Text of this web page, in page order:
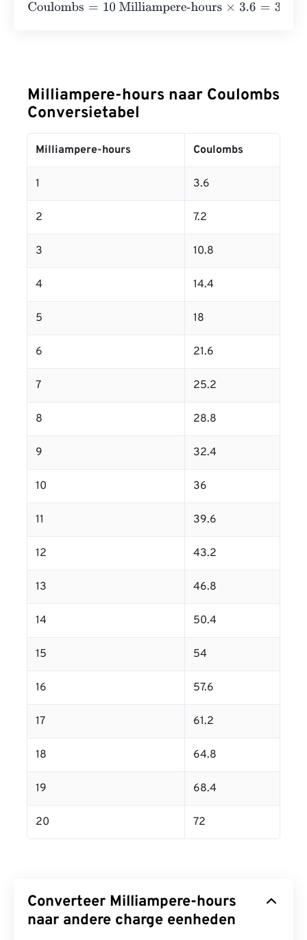
Coulombs= 10 Milliampere-hours×3.6=36 Coulombs
Milliampere-hours naar Coulombs
Conversietabel
Milliampere-hours Coulombs
1 3.6
2 7.2
3 10.8
4 14.4
5 18
6 21.6
7 25.2
8 28.8
9 32.4
10 36
11 39.6
12 43.2
13 46.8
14 50.4
15 54
16 57.6
17 61.2
18 64.8
19 68.4
20 72
Converteer Milliampere-hours
naar andere charge eenheden